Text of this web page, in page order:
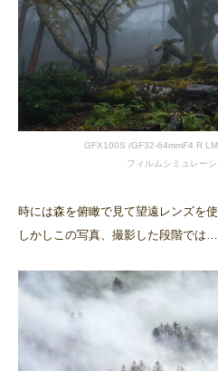
GFX100S /GF32-64mmF4 R
フィルムシミュレー
時には森を俯瞰で見て望遠レンズを
しかしこの写真、撮影した段階では…